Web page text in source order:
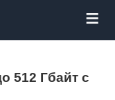
≡
512 Гбайт с